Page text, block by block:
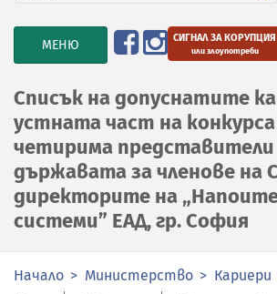
TOGGLE
NAVIGATION
МЕНЮ СИГНАЛ ЗА КОРУПЦИЯ
или злоупотреби
Списък на допуснатите
устната част на
четирима представители
държавата за членове на
директорите на
системи” ЕАД, гр. София
Начало Министерство Кариери